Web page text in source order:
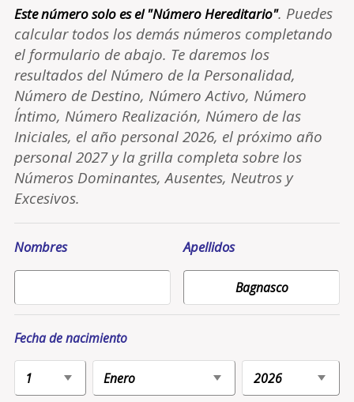
Este número solo es el "Número Hereditario". Puedes
calcular todos los demás números completando
el formulario de abajo. Te daremos los
resultados del Número de la Personalidad,
Número de Destino, Número Activo, Número
Íntimo, Número Realización, Número de las
Iniciales, el año personal 2026, el próximo año
personal 2027 y la grilla completa sobre los
Números Dominantes, Ausentes, Neutros y
Excesivos.
Nombres Apellidos
Fecha de nacimiento